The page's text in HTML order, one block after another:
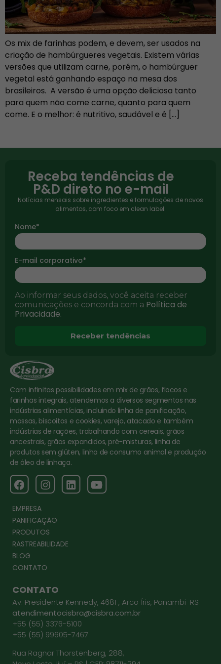
Os mix de farinhas podem, e devem, ser usados na
criação de hambúrgueres vegetais. Existem várias
versões que utilizam carne, porém, o hambúrguer
vegetal está ganhando espaço na mesa dos
brasileiros. A versão é uma opção deliciosa tanto
para quem não come carne, quanto para quem
come. E o melhor: é nutritivo, saudável e é […]
Receba tendências de
P&D direto no e-mail
Notícias mensais sobre ingredientes e formulações de novos
alimentos, com foco em clean label.
Nome*
E-mail corporativo*
Ao informar seus dados, você aceita receber
comunicações e concorda com a Política de
Privacidade.
Receber tendências
Com infinitas possibilidades em mix de grãos, flocos e
farinhas integrais, atendemos a diversos segmentos nas
indústrias alimentícias, incluindo linha de panificação,
massas, biscoitos e cookies, varejo, atacado e também
indústrias de rações, trabalhando com cereais, grãos
ancestrais, grãos expandidos, pré-misturas, linha de
produtos sem glúten, linha de consumo animal e produção
de óleo de linhaça.
EMPRESA
PANIFICAÇÃO
PRODUTOS
RASTREABILIDADE
BLOG
CONTATO
CONTATO
Av. Presidente Kennedy, 4681 , Arco Íris, Panambi-RS
atendimentocisbra@cisbra.com.br
+55 (55) 3376-5100
+55 (55) 99605-7467
Rua Ragnar Thorstenberg, 288,